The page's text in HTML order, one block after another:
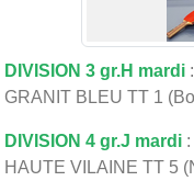
DIVISION 3 gr.H mardi
GRANIT BLEU TT 1
DIVISION 4 gr.J mardi
HAUTE VILAINE TT 5